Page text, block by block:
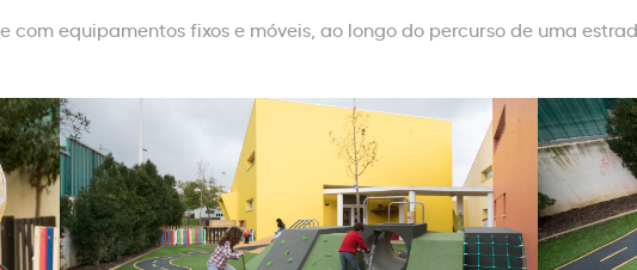
equipamentos fixos e móveis, ao longo do percurso de uma